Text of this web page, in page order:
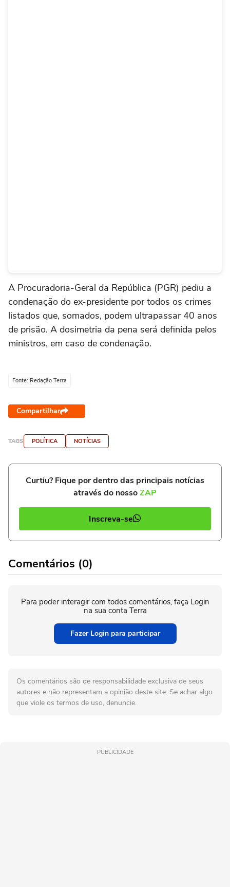
A Procuradoria-Geral da República (PGR) pediu a
condenação do ex-presidente por todos os crimes
listados que, somados, podem ultrapassar 40 anos
de prisão. A dosimetria da pena será definida pelos
ministros, em caso de condenação.
Fonte: Redação Terra
Compartilhar
TAGS POLÍTICA NOTÍCIAS
Curtiu? Fique por dentro das principais notícias
através do nossoZAP
Inscreva-se
Comentários (0)
Para poder interagir com todos comentários, faça Login
na sua conta Terra
Fazer Login para participar
Os comentários são de responsabilidade exclusiva de seus
autores e não representam a opinião deste site. Se achar algo
que viole os termos de uso, denuncie.
PUBLICIDADE